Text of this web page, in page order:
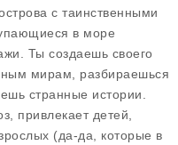
с таинственными
в море
Ты создаешь своего
мирам, разбираешься
странные истории.
привлекает детей,
(да-да, которые в